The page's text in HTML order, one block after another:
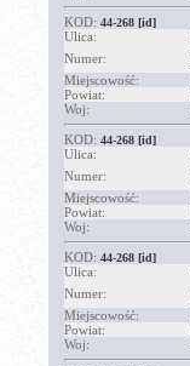
KOD: 44-268 [id]
Ulica:
Numer:
Miejscowość:
Powiat:
Woj:
KOD: 44-268 [id]
Ulica:
Numer:
Miejscowość:
Powiat:
Woj:
KOD: 44-268 [id]
Ulica:
Numer:
Miejscowość:
Powiat:
Woj: